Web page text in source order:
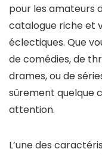
pour les amateurs
catalogue riche et
éclectiques. Que
de comédies, de
drames, ou de
sûrement quelque
attention.
L’une des